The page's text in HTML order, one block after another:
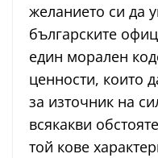
желанието си да
българските
един морален
ценности, които
за източник на
всякакви
той кове